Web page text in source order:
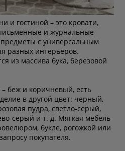
и гостиной – это кровати,
и журнальные
с универсальным
разных интерьеров.
из массива бука, березовой
беж и коричневый, есть
в другой цвет: черный,
пудра, светло-серый,
серый и т. д. Мягкая мебель
букле, рогожкой или
покупателя.